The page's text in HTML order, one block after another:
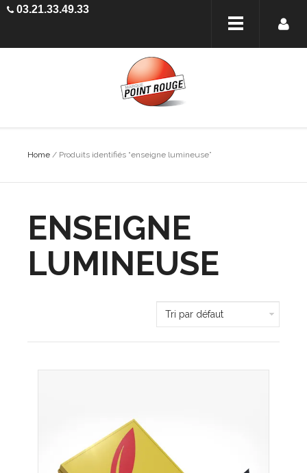
03.21.33.49.33
Home / Produits identifiés “enseigne lumineuse”
ENSEIGNE
LUMINEUSE